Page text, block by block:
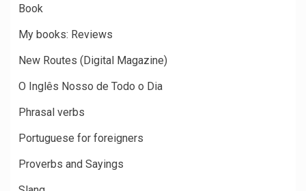
Book
My books: Reviews
New Routes (Digital Magazine)
O Inglês Nosso de Todo o Dia
Phrasal verbs
Portuguese for foreigners
Proverbs and Sayings